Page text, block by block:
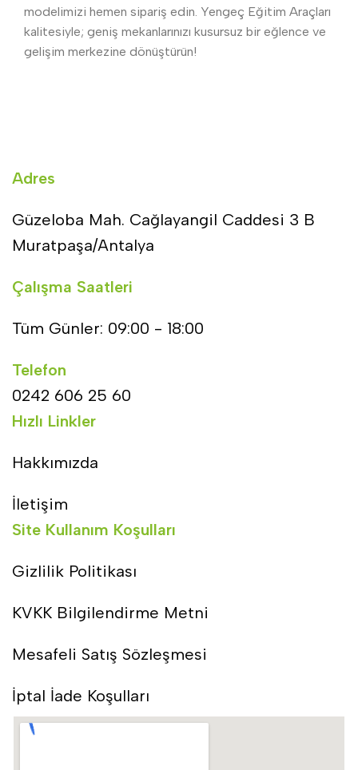
modelimizi hemen sipariş edin. Yengeç Eğitim Araçları
kalitesiyle; geniş mekanlarınızı kusursuz bir eğlence ve
gelişim merkezine dönüştürün!
Adres
Güzeloba Mah. Cağlayangil Caddesi 3 B
Muratpaşa/Antalya
Çalışma Saatleri
Tüm Günler: 09:00 - 18:00
Telefon
0242 606 25 60
Hızlı Linkler
Hakkımızda
İletişim
Site Kullanım Koşulları
Gizlilik Politikası
KVKK Bilgilendirme Metni
Mesafeli Satış Sözleşmesi
İptal İade Koşulları